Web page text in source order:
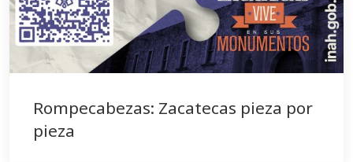
Rompecabezas: Zacatecas pieza por
pieza